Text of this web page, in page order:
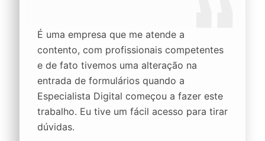
É uma empresa que me atende a
contento, com profissionais competentes
e de fato tivemos uma alteração na
entrada de formulários quando a
Especialista Digital começou a fazer este
trabalho. Eu tive um fácil acesso para tirar
dúvidas.